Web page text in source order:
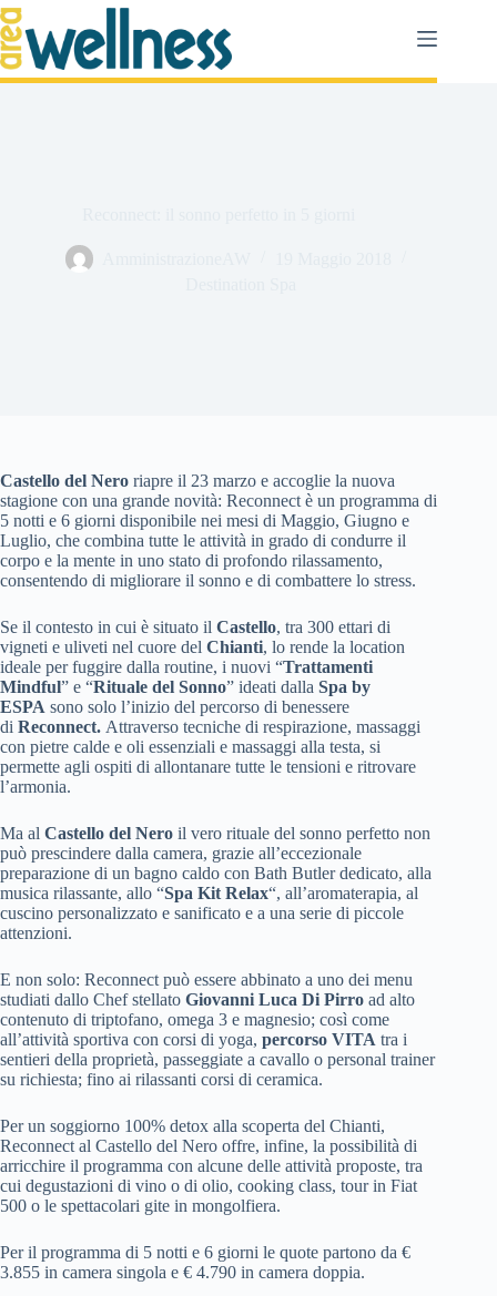
Salta
al
contenuto
Castello del Nero riapre il 23 marzo e accoglie la nuova
stagione con una grande novità: Reconnect è un programma di
5 notti e 6 giorni disponibile nei mesi di Maggio, Giugno e
Luglio, che combina tutte le attività in grado di condurre il
corpo e la mente in uno stato di profondo rilassamento,
consentendo di migliorare il sonno e di combattere lo stress.
Se il contesto in cui è situato il Castello, tra 300 ettari di
vigneti e uliveti nel cuore del Chianti, lo rende la location
ideale per fuggire dalla routine, i nuovi “Trattamenti
Mindful” e “Rituale del Sonno” ideati dalla Spa by
ESPA sono solo l’inizio del percorso di benessere
di Reconnect. Attraverso tecniche di respirazione, massaggi
con pietre calde e oli essenziali e massaggi alla testa, si
permette agli ospiti di allontanare tutte le tensioni e ritrovare
l’armonia.
Ma al Castello del Nero il vero rituale del sonno perfetto non
può prescindere dalla camera, grazie all’eccezionale
preparazione di un bagno caldo con Bath Butler dedicato, alla
musica rilassante, allo “Spa Kit Relax“, all’aromaterapia, al
cuscino personalizzato e sanificato e a una serie di piccole
attenzioni.
E non solo: Reconnect può essere abbinato a uno dei menu
studiati dallo Chef stellato Giovanni Luca Di Pirro ad alto
contenuto di triptofano, omega 3 e magnesio; così come
all’attività sportiva con corsi di yoga, percorso VITA tra i
sentieri della proprietà, passeggiate a cavallo o personal trainer
su richiesta; fino ai rilassanti corsi di ceramica.
Per un soggiorno 100% detox alla scoperta del Chianti,
Reconnect al Castello del Nero offre, infine, la possibilità di
arricchire il programma con alcune delle attività proposte, tra
cui degustazioni di vino o di olio, cooking class, tour in Fiat
500 o le spettacolari gite in mongolfiera.
Per il programma di 5 notti e 6 giorni le quote partono da €
3.855 in camera singola e € 4.790 in camera doppia.